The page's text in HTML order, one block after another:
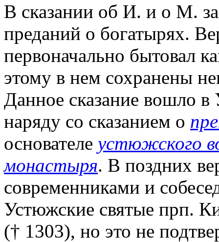
В сказании об И. и о М.
преданий о богатырях.
первоначально бытовал
этому в нем сохранены
Данное сказание вошло
наряду со сказанием о
основателе устюжского
монастыря. В поздних
современниками и
Устюжские святые прп.
(† 1303), но это не